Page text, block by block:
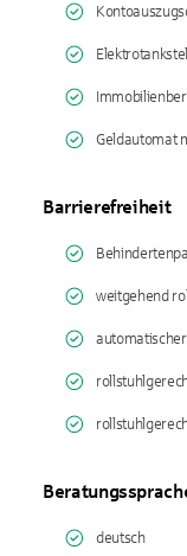
Geldautomat
Barrierefreiheit
weitgehend
deutsch